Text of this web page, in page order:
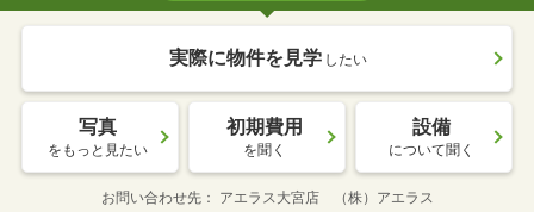
実際に物件を見学 したい
写真
をもっと見たい
初期費用
を聞く
設備
について聞く
お問い合わせ先 アエラス大宮店 （株）アエラス